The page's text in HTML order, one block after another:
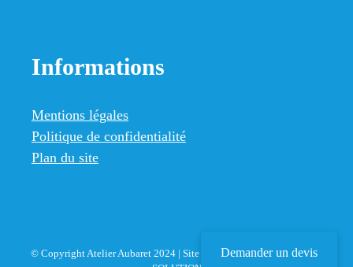
Informations
Mentions légales
Politique de confidentialité
Plan du site
© Copyright Atelier Aubaret 2024 | Site Internet développé parA2ID
Demander un devis